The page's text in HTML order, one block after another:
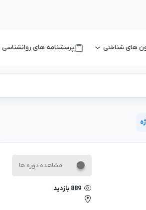
های شناختی پرسشنامه های روانشناسی
مشاهده دوره ها
889 بازدید